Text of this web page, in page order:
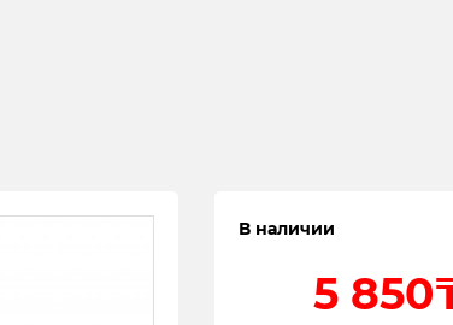
В наличии
5